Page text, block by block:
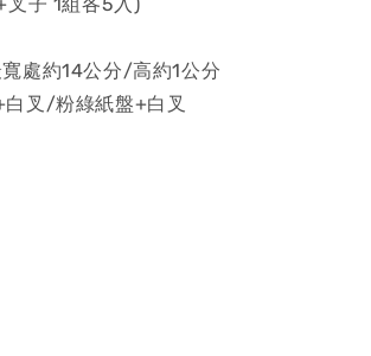
處約14公分/高約1公分
叉/粉綠紙盤+白叉